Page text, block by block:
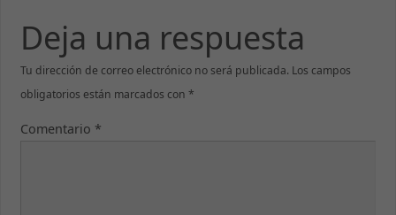
Deja una respuesta
Tu dirección de correo electrónico no será publicada. Los campos
obligatorios están marcados con *
Comentario *
Estas cookies
no son
Son necesarias